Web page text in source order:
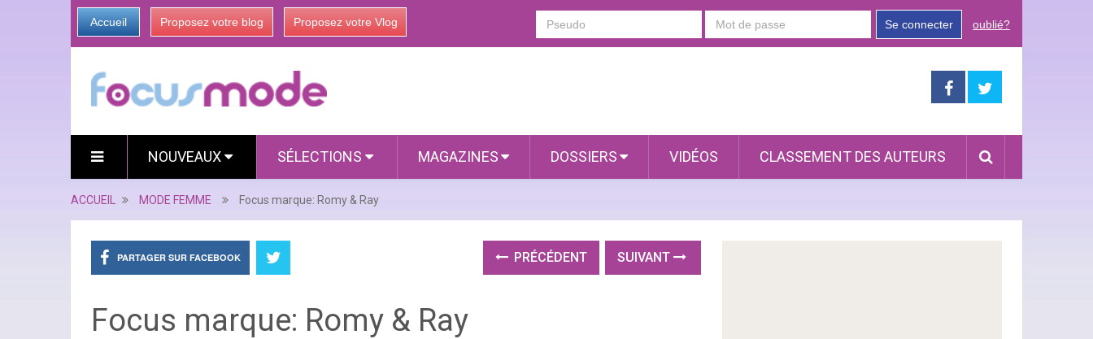
Accueil Proposez votre blog Proposez votre Vlog Se connecter oublié?
NOUVEAUX SÉLECTIONS MAGAZINES DOSSIERS VIDÉOS CLASSEMENT DES AUTEURS
ACCUEIL MODE FEMME Focus marque: Romy & Ray
PARTAGER SUR FACEBOOK PRÉCÉDENT SUIVANT
Focus marque: Romy & Ray